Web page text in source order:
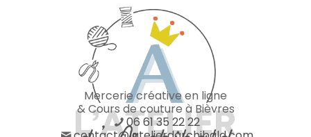
Mercerie créative en ligne
& Cours de couture à Bièvres
06 61 35 22 22